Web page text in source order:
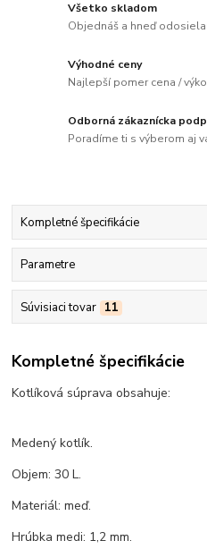
Všetko skladom
Objednáš a hneď
Výhodné ceny
Najlepší pomer cena /
Odborná zákaznícka
Poradíme ti s výberom aj
Kompletné špecifikácie
Parametre
Súvisiaci tovar 11
Kompletné špecifikácie
Kotlíková súprava obsahuje:
Medený kotlík.
Objem: 30 L.
Materiál: meď.
Hrúbka medi: 1,2 mm.